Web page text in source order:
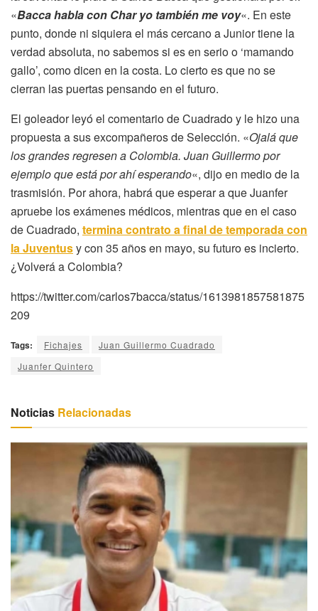
«Bacca habla con Char yo también me voy«. En este
punto, donde ni siquiera el más cercano a Junior tiene la
verdad absoluta, no sabemos si es en serio o ‘mamando
gallo’, como dicen en la costa. Lo cierto es que no se
cierran las puertas pensando en el futuro.
El goleador leyó el comentario de Cuadrado y le hizo una
propuesta a sus excompañeros de Selección. «Ojalá que
los grandes regresen a Colombia. Juan Guillermo por
ejemplo que está por ahí esperando«, dijo en medio de la
trasmisión. Por ahora, habrá que esperar a que Juanfer
apruebe los exámenes médicos, mientras que en el caso
de Cuadrado, termina contrato a final de temporada con
la Juventusy con 35 años en mayo, su futuro es incierto.
¿Volverá a Colombia?
https://twitter.com/carlos7bacca/status/1613981857581875
209
Tags: Fichajes
Juan Guillermo Cuadrado
Juanfer Quintero
Noticias Relacionadas